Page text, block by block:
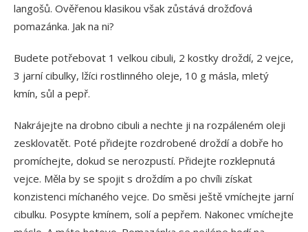
langošů. Ověřenou klasikou však zůstává drožďová
pomazánka. Jak na ni?
Budete potřebovat 1 velkou cibuli, 2 kostky droždí, 2 vejce,
3 jarní cibulky, lžíci rostlinného oleje, 10 g másla, mletý
kmín, sůl a pepř.
Nakrájejte na drobno cibuli a nechte ji na rozpáleném oleji
zesklovatět. Poté přidejte rozdrobené droždí a dobře ho
promíchejte, dokud se nerozpustí. Přidejte rozklepnutá
vejce. Měla by se spojit s droždím a po chvíli získat
konzistenci míchaného vejce. Do směsi ještě vmíchejte jarní
cibulku. Posypte kmínem, solí a pepřem. Nakonec vmíchejte